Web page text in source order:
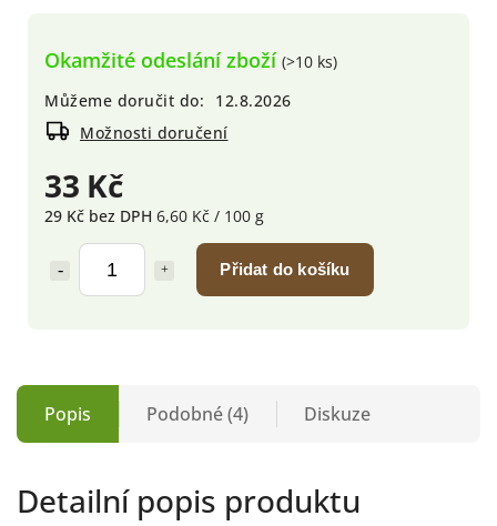
33 Kč
29 Kč bez DPH 6,60 Kč / 100 g
Přidat do košíku
Okamžité odeslání zboží (>10 ks)
Můžeme doručit do:
12.8.2026
Možnosti doručení
Popis Podobné (4) Diskuze
Detailní popis produktu